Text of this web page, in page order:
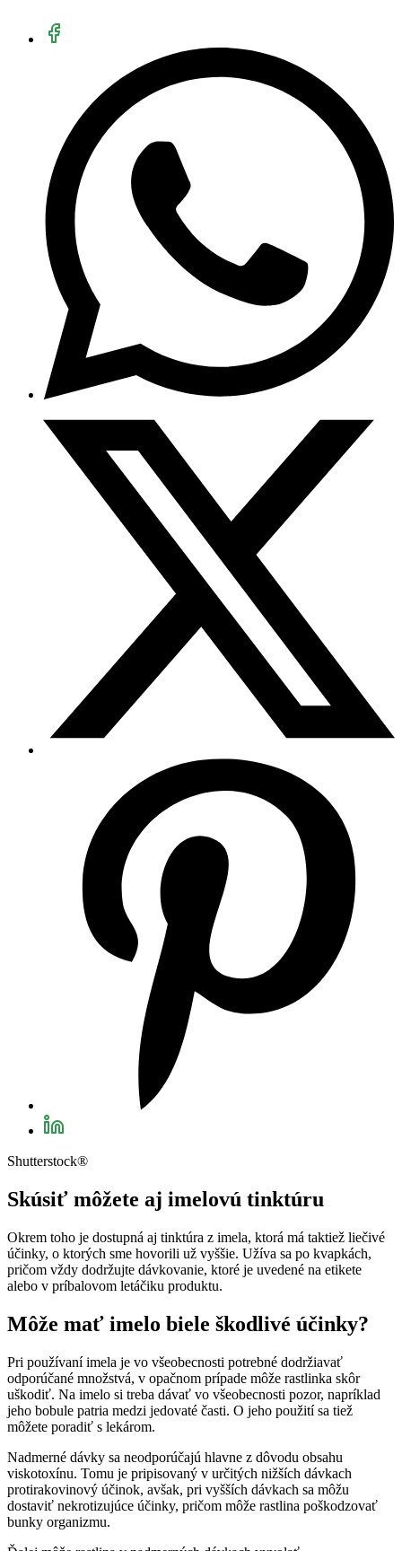
Shutterstock®
Skúsiť môžete aj imelovú tinktúru
Okrem toho je dostupná aj tinktúra z imela, ktorá má taktiež liečivé
účinky, o ktorých sme hovorili už vyššie. Užíva sa po kvapkách,
pričom vždy dodržujte dávkovanie, ktoré je uvedené na etikete
alebo v príbalovom letáčiku produktu.
Môže mať imelo biele škodlivé účinky?
Pri používaní imela je vo všeobecnosti potrebné dodržiavať
odporúčané množstvá, v opačnom prípade môže rastlinka skôr
uškodiť. Na imelo si treba dávať vo všeobecnosti pozor, napríklad
jeho bobule patria medzi jedovaté časti. O jeho použití sa tiež
môžete poradiť s lekárom.
Nadmerné dávky sa neodporúčajú hlavne z dôvodu obsahu
viskotoxínu. Tomu je pripisovaný v určitých nižších dávkach
protirakovinový účinok, avšak, pri vyšších dávkach sa môžu
dostaviť nekrotizujúce účinky, pričom môže rastlina poškodzovať
bunky organizmu.